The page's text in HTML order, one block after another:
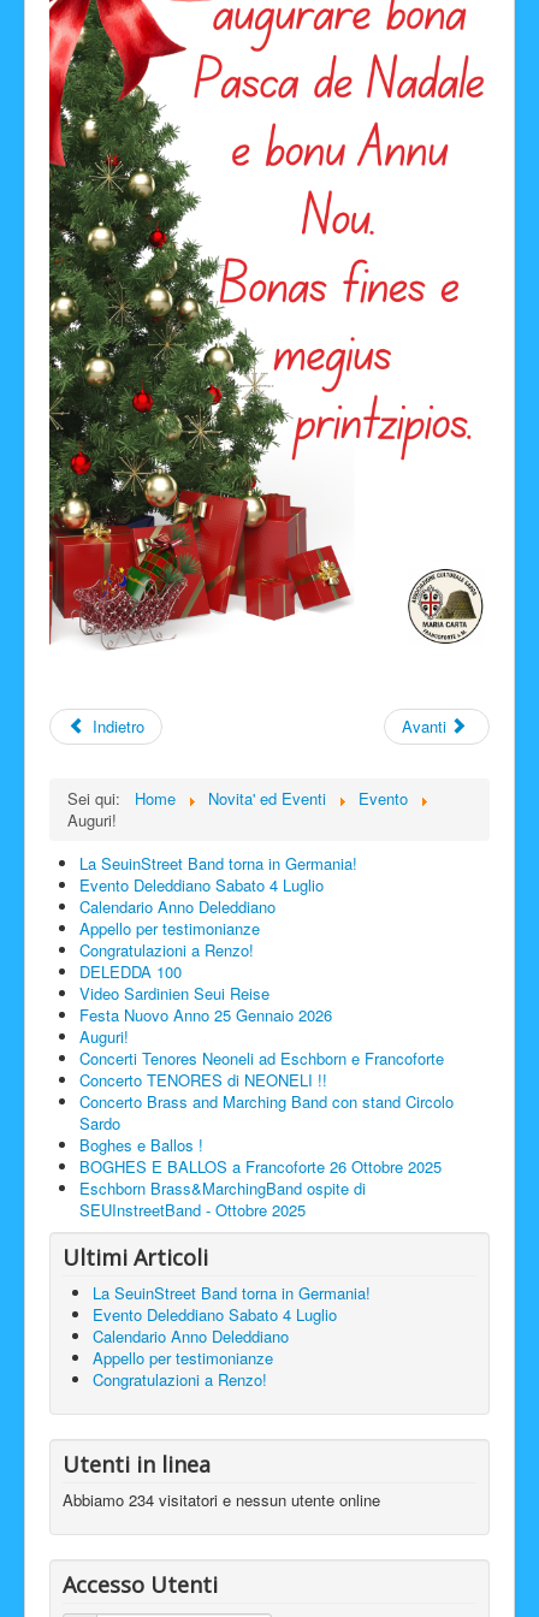
Facebook
Indietro Avanti
Sei qui: Home Novita' ed Eventi
Evento
Auguri!
La SeuinStreet Band torna in Germania!
Evento Deleddiano Sabato 4 Luglio
Calendario Anno Deleddiano
Appello per testimonianze
Congratulazioni a Renzo!
DELEDDA 100
Video Sardinien Seui Reise
Festa Nuovo Anno 25 Gennaio 2026
Auguri!
Concerti Tenores Neoneli ad Eschborn e Francoforte
Concerto TENORES di NEONELI !!
Concerto Brass and Marching Band con stand Circolo
Sardo
Boghes e Ballos !
BOGHES E BALLOS a Francoforte 26 Ottobre 2025
Eschborn Brass&MarchingBand ospite di
SEUInstreetBand - Ottobre 2025
Ultimi Articoli
La SeuinStreet Band torna in Germania!
Evento Deleddiano Sabato 4 Luglio
Calendario Anno Deleddiano
Appello per testimonianze
Congratulazioni a Renzo!
Utenti in linea
Abbiamo 234 visitatori e nessun utente online
Accesso Utenti